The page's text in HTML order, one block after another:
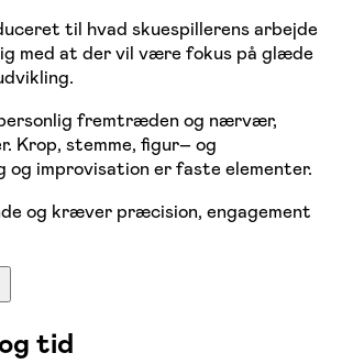
til hvad skuespillerens arbejde
med at der vil være fokus på glæde
fremtræden og nærvær,
Krop, stemme, figur– og
og improvisation er faste elementer.
og kræver præcision, engagement
tid